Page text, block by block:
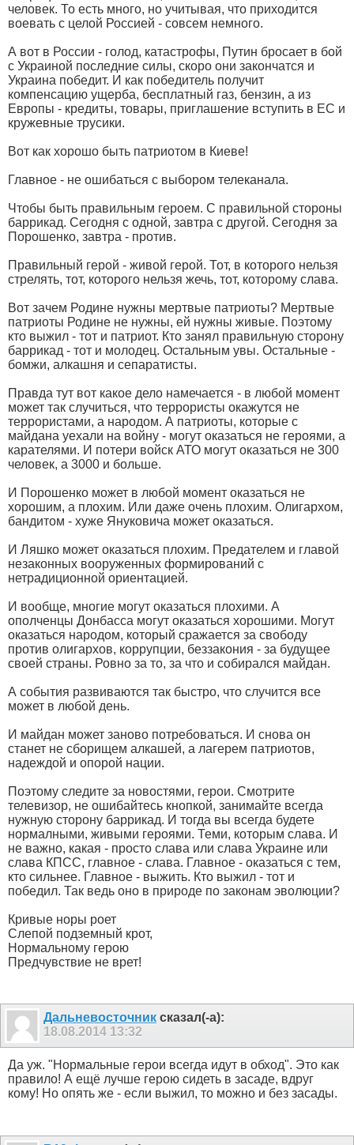
человек. То есть много, но учитывая, что приходится
воевать с целой Россией - совсем немного.
А вот в России - голод, катастрофы, Путин бросает в бой
с Украиной последние силы, скоро они закончатся и
Украина победит. И как победитель получит
компенсацию ущерба, бесплатный газ, бензин, а из
Европы - кредиты, товары, приглашение вступить в ЕС и
кружевные трусики.
Вот как хорошо быть патриотом в Киеве!
Главное - не ошибаться с выбором телеканала.
Чтобы быть правильным героем. С правильной стороны
баррикад. Сегодня с одной, завтра с другой. Сегодня за
Порошенко, завтра - против.
Правильный герой - живой герой. Тот, в которого нельзя
стрелять, тот, которого нельзя жечь, тот, которому слава.
Вот зачем Родине нужны мертвые патриоты? Мертвые
патриоты Родине не нужны, ей нужны живые. Поэтому
кто выжил - тот и патриот. Кто занял правильную сторону
баррикад - тот и молодец. Остальным увы. Остальные -
бомжи, алкашня и сепаратисты.
Правда тут вот какое дело намечается - в любой момент
может так случиться, что террористы окажутся не
террористами, а народом. А патриоты, которые с
майдана уехали на войну - могут оказаться не героями, а
карателями. И потери войск АТО могут оказаться не 300
человек, а 3000 и больше.
И Порошенко может в любой момент оказаться не
хорошим, а плохим. Или даже очень плохим. Олигархом,
бандитом - хуже Януковича может оказаться.
И Ляшко может оказаться плохим. Предателем и главой
незаконных вооруженных формирований с
нетрадиционной ориентацией.
И вообще, многие могут оказаться плохими. А
ополченцы Донбасса могут оказаться хорошими. Могут
оказаться народом, который сражается за свободу
против олигархов, коррупции, беззакония - за будущее
своей страны. Ровно за то, за что и собирался майдан.
А события развиваются так быстро, что случится все
может в любой день.
И майдан может заново потребоваться. И снова он
станет не сборищем алкашей, а лагерем патриотов,
надеждой и опорой нации.
Поэтому следите за новостями, герои. Смотрите
телевизор, не ошибайтесь кнопкой, занимайте всегда
нужную сторону баррикад. И тогда вы всегда будете
нормалными, живыми героями. Теми, которым слава. И
не важно, какая - просто слава или слава Украине или
слава КПСС, главное - слава. Главное - оказаться с тем,
кто сильнее. Главное - выжить. Кто выжил - тот и
победил. Так ведь оно в природе по законам эволюции?
Кривые норы роет
Слепой подземный крот,
Нормальному герою
Предчувствие не врет!
Дальневосточник сказал(-а):
18.08.2014 13:32
Да уж. "Нормальные герои всегда идут в обход". Это как
правило! А ещё лучше герою сидеть в засаде, вдруг
кому! Но опять же - если выжил, то можно и без засады.